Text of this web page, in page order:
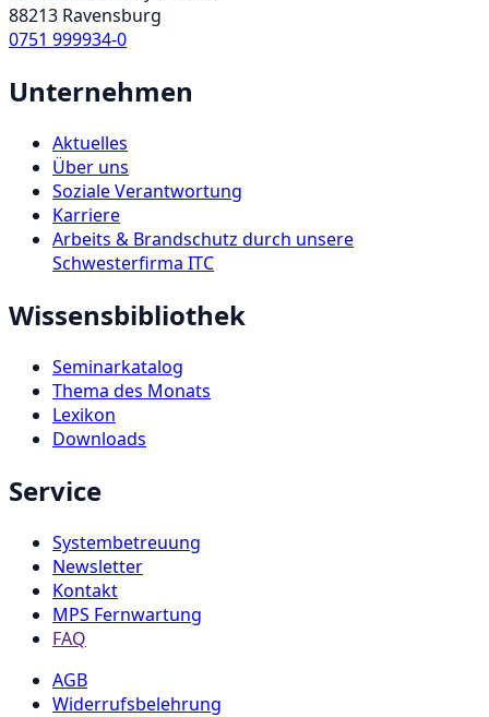
88213 Ravensburg
0751 999934-0
Unternehmen
Aktuelles
Über uns
Soziale Verantwortung
Karriere
Arbeits & Brandschutz durch unsere
Schwesterfirma ITC
Wissensbibliothek
Seminarkatalog
Thema des Monats
Lexikon
Downloads
Service
Systembetreuung
Newsletter
Kontakt
MPS Fernwartung
FAQ
AGB
Widerrufsbelehrung